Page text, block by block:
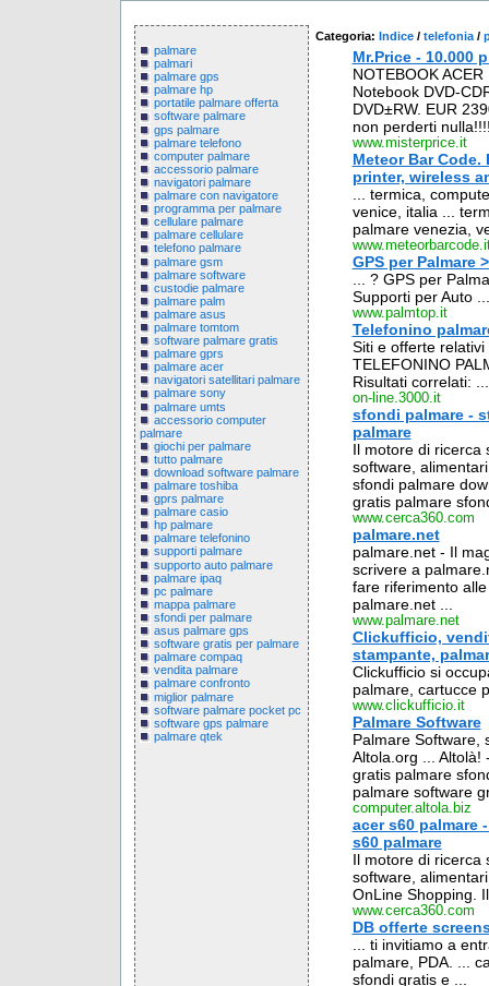
palmare
palmari
palmare gps
palmare hp
portatile palmare offerta
software palmare
gps palmare
palmare telefono
computer palmare
accessorio palmare
navigatori palmare
palmare con navigatore
programma per palmare
cellulare palmare
palmare cellulare
telefono palmare
palmare gsm
palmare software
custodie palmare
palmare palm
palmare asus
palmare tomtom
software palmare gratis
palmare gprs
palmare acer
navigatori satellitari palmare
palmare sony
palmare umts
accessorio computer
palmare
giochi per palmare
tutto palmare
download software palmare
palmare toshiba
gprs palmare
palmare casio
hp palmare
palmare telefonino
supporti palmare
supporto auto palmare
palmare ipaq
pc palmare
mappa palmare
sfondi per palmare
asus palmare gps
software gratis per palmare
palmare compaq
vendita palmare
palmare confronto
miglior palmare
software palmare pocket pc
software gps palmare
palmare qtek
Categoria: Indice / telefonia /
Mr.Price - 10.000
NOTEBOOK
Notebook DVD-
DVD±RW. EUR
non perderti
www.misterprice.it
Meteor Bar
printer, wireless
... termica,
venice, italia ...
palmare venezia,
GPS per Palmare
... ? GPS per
Supporti per Auto ...
www.palmtop.it
Telefonino
Siti e offerte
TELEFONINO
Risultati correlati: ...
on-line.3000.it
sfondi palmare -
palmare
Il motore di ricerca
software,
sfondi palmare
gratis palmare
www.cerca360.com
palmare.net
palmare.net - Il
scrivere a
fare riferimento
palmare.net ...
www.palmare.net
Clickufficio,
stampante,
Clickufficio si
palmare, cartucce
www.clickufficio.it
Palmare Software
Palmare Software,
Altola.org ... Altolà!
gratis palmare
palmare software
computer.altola.biz
acer s60 palmare
s60 palmare
Il motore di ricerca
software,
OnLine Shopping.
www.cerca360.com
DB offerte
... ti invitiamo a
palmare, PDA. ...
sfondi gratis e ...